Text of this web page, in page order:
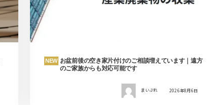
NEW お盆前後の空き家片付けのご相談増えています｜遠方
のご家族からも対応可能です
まいぷれ 2026年8月6日